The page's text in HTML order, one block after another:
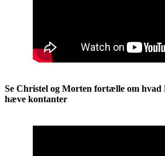
Se Christel og Morten fortælle om
hæve kontanter